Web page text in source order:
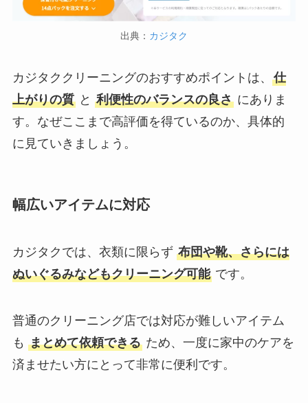
出典： カジタク
カジタククリーニングのおすすめポイントは、 仕
上がりの質と 利便性のバランスの良さにありま
す。なぜここまで高評価を得ているのか、具体的
に見ていきましょう。
幅広いアイテムに対応
カジタクでは、衣類に限らず 布団や靴、さらには
ぬいぐるみなどもクリーニング可能です。
普通のクリーニング店では対応が難しいアイテム
も まとめて依頼できるため、一度に家中のケアを
済ませたい方にとって非常に便利です。